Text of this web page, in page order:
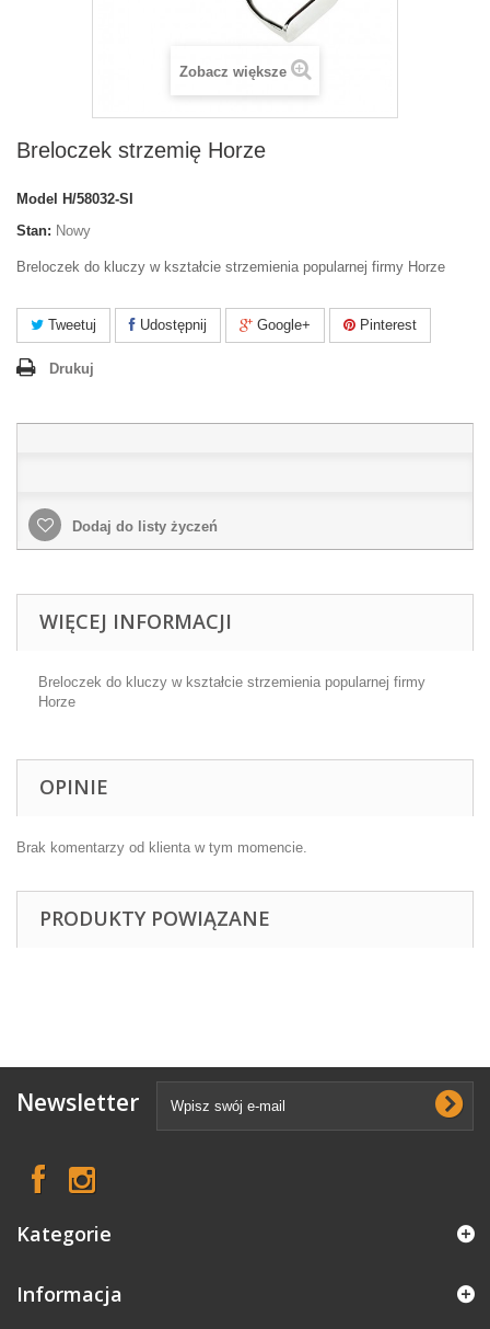
Zobacz większe
Breloczek strzemię Horze
Model
H/58032-SI
Stan: Nowy
Breloczek do kluczy w kształcie strzemienia popularnej firmy Horze
Tweetuj Udostępnij Google+ Pinterest
Drukuj
Dodaj do listy życzeń
WIĘCEJ INFORMACJI
Breloczek do kluczy w kształcie strzemienia popularnej firmy
Horze
OPINIE
Brak komentarzy od klienta w tym momencie.
PRODUKTY POWIĄZANE
Newsletter
Kategorie
Informacja